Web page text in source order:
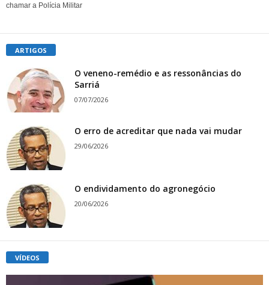
chamar a Polícia Militar
ARTIGOS
O veneno-remédio e as ressonâncias do
Sarriá
07/07/2026
O erro de acreditar que nada vai mudar
29/06/2026
O endividamento do agronegócio
20/06/2026
VÍDEOS